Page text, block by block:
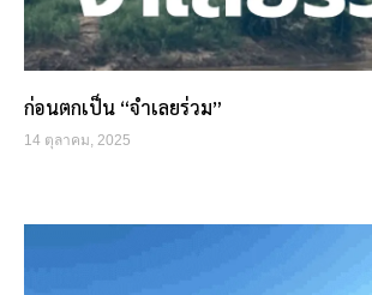
ก่อนตกเป็น “จำเลยร่วม”
14 ตุลาคม, 2025